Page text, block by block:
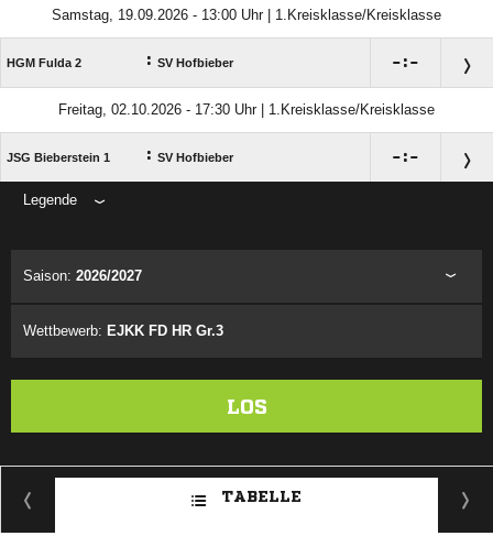
Samstag, 19.09.2026 - 13:00 Uhr | 1.Kreisklasse/Kreisklasse
HGM Fulda 2 : SV Hofbieber :
Freitag, 02.10.2026 - 17:30 Uhr | 1.Kreisklasse/Kreisklasse
JSG Bieberstein 1 : SV Hofbieber :
Legende
Saison: 2026/2027
Wettbewerb: EJKK FD HR Gr.3
LOS
TABELLE